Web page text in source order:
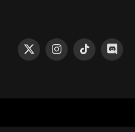
X
InstagramTikTokDiscord